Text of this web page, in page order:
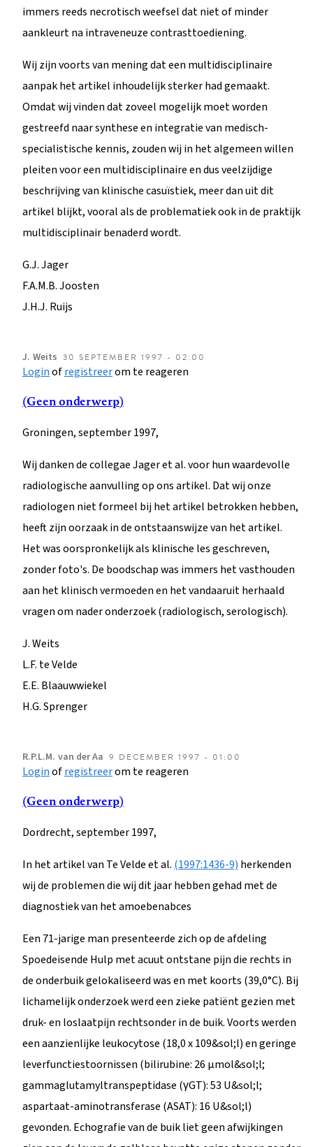
immers reeds necrotisch weefsel dat niet of minder
aankleurt na intraveneuze contrasttoediening.
Wij zijn voorts van mening dat een multidisciplinaire
aanpak het artikel inhoudelijk sterker had gemaakt.
Omdat wij vinden dat zoveel mogelijk moet worden
gestreefd naar synthese en integratie van medisch-
specialistische kennis, zouden wij in het algemeen willen
pleiten voor een multidisciplinaire en dus veelzijdige
beschrijving van klinische casuïstiek, meer dan uit dit
artikel blijkt, vooral als de problematiek ook in de praktijk
multidisciplinair benaderd wordt.
G.J. Jager
F.A.M.B. Joosten
J.H.J. Ruijs
J. Weits 30 SEPTEMBER 1997 - 02:00
Loginofregistreerom te reageren
(Geen onderwerp)
Groningen, september 1997,
Wij danken de collegae Jager et al. voor hun waardevolle
radiologische aanvulling op ons artikel. Dat wij onze
radiologen niet formeel bij het artikel betrokken hebben,
heeft zijn oorzaak in de ontstaanswijze van het artikel.
Het was oorspronkelijk als klinische les geschreven,
zonder foto's. De boodschap was immers het vasthouden
aan het klinisch vermoeden en het vandaaruit herhaald
vragen om nader onderzoek (radiologisch, serologisch).
J. Weits
L.F. te Velde
E.E. Blaauwwiekel
H.G. Sprenger
R.P.L.M. van der Aa 9 DECEMBER 1997 - 01:00
Loginofregistreerom te reageren
(Geen onderwerp)
Dordrecht, september 1997,
In het artikel van Te Velde et al. (1997:1436-9) herkenden
wij de problemen die wij dit jaar hebben gehad met de
diagnostiek van het amoebenabces
Een 71-jarige man presenteerde zich op de afdeling
Spoedeisende Hulp met acuut ontstane pijn die rechts in
de onderbuik gelokaliseerd was en met koorts (39,0°C). Bij
lichamelijk onderzoek werd een zieke patiënt gezien met
druk- en loslaatpijn rechtsonder in de buik. Voorts werden
een aanzienlijke leukocytose (18,0 x 109&sol;l) en geringe
leverfunctiestoornissen (bilirubine: 26 µmol&sol;l;
gammaglutamyltranspeptidase (γGT): 53 U&sol;l;
aspartaat-aminotransferase (ASAT): 16 U&sol;l)
gevonden. Echografie van de buik liet geen afwijkingen